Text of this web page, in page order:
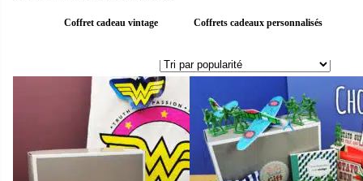
Coffret cadeau vintage Coffrets cadeaux personnalisés